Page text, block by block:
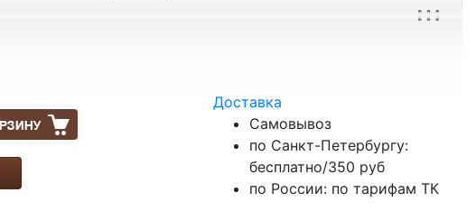
Доставка
Самовывоз
по Санкт-Петербургу:
бесплатно/350 руб
по России: по тарифам ТК